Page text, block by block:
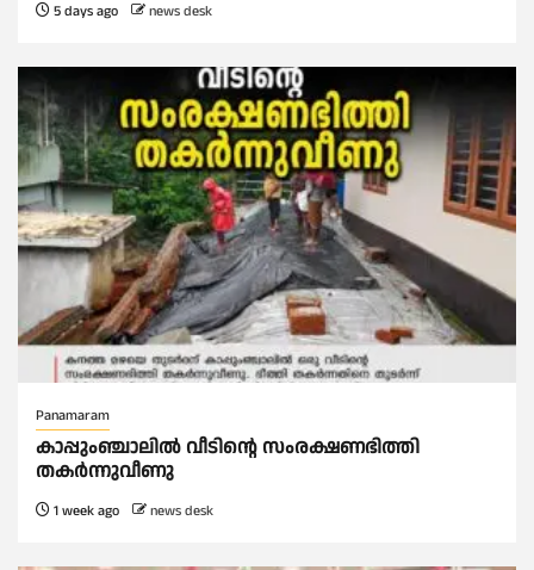
5 days ago news desk
Panamaram
കാപ്പുംഞ്ചാലിൽ വീടിൻ്റെ സംരക്ഷണഭിത്തി
തകർന്നുവീണു
1 week ago news desk